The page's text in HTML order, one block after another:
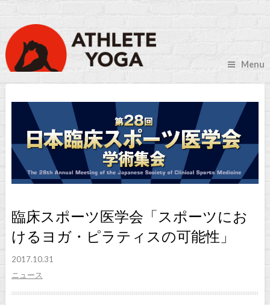
Menu
臨床スポーツ医学会「スポーツにお
けるヨガ・ピラティスの可能性」
2017.10.31
ニュース